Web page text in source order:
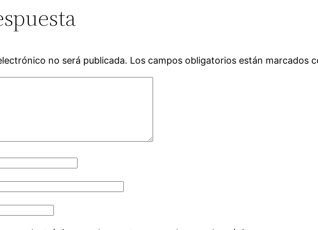
no será publicada. Los campos obligatorios están marcados